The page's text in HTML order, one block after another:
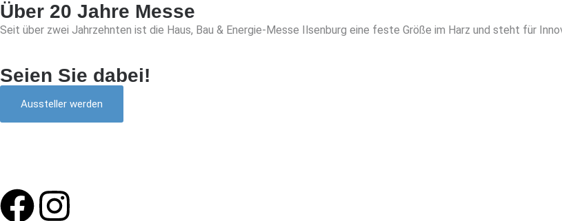
Über 20 Jahre Messe
Seit über zwei Jahrzehnten ist die Haus, Bau & Energie-Messe Ilsenburg eine feste Größe im Harz und steht für
Seien Sie dabei!
Aussteller werden